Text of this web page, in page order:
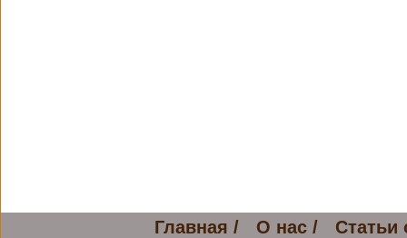
Главная / О нас / Статьи